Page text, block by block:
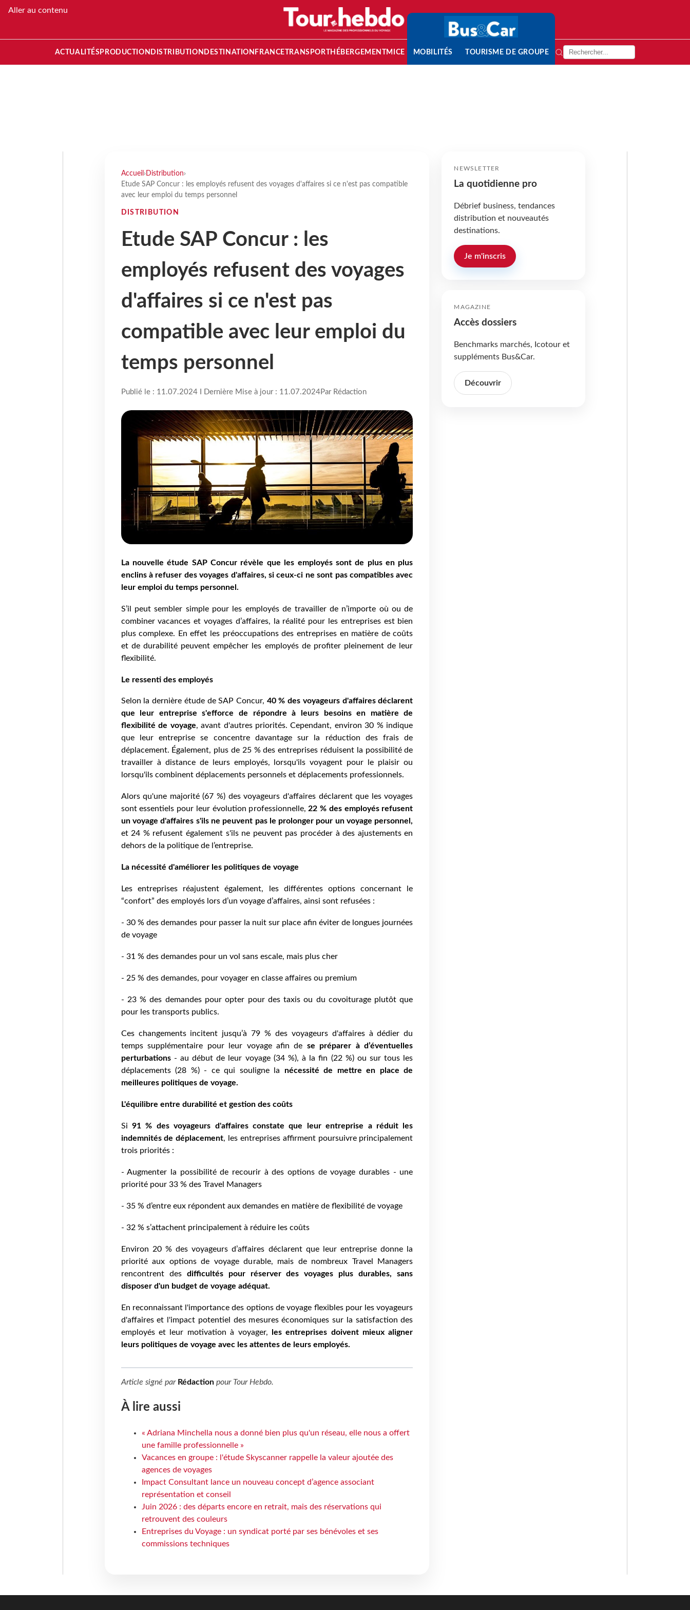
Aller au contenu
ACTUALITÉS PRODUCTION DISTRIBUTION DESTINATION FRANCETRANSPORT HÉBERGEMENTMICE MOBILITÉS TOURISME DE GROUPE
Accueil › Distribution›
Etude SAP Concur : les employés refusent des voyages d'affaires si ce n'est pas compatible
avec leur emploi du temps personnel
DISTRIBUTION
Etude SAP Concur : les
employés refusent des voyages
d'affaires si ce n'est pas
compatible avec leur emploi du
temps personnel
Publié le : 11.07.2024 I Dernière Mise à jour : 11.07.2024Par Rédaction
La nouvelle étude SAP Concur révèle que les employés sont de plus en plus
enclins à refuser des voyages d'affaires, si ceux-ci ne sont pas compatibles avec
leur emploi du temps personnel.
S’il peut sembler simple pour les employés de travailler de n’importe où ou de
combiner vacances et voyages d’affaires, la réalité pour les entreprises est bien
plus complexe. En effet les préoccupations des entreprises en matière de coûts
et de durabilité peuvent empêcher les employés de profiter pleinement de leur
flexibilité.
Le ressenti des employés
Selon la dernière étude de SAP Concur, 40 % des voyageurs d'affaires déclarent
que leur entreprise s'efforce de répondre à leurs besoins en matière de
flexibilité de voyage, avant d'autres priorités. Cependant, environ 30 % indique
que leur entreprise se concentre davantage sur la réduction des frais de
déplacement. Également, plus de 25 % des entreprises réduisent la possibilité de
travailler à distance de leurs employés, lorsqu'ils voyagent pour le plaisir ou
lorsqu'ils combinent déplacements personnels et déplacements professionnels.
Alors qu'une majorité (67 %) des voyageurs d'affaires déclarent que les voyages
sont essentiels pour leur évolution professionnelle,22 % des employés refusent
un voyage d'affaires s'ils ne peuvent pas le prolonger pour un voyage personnel,
et 24 % refusent également s'ils ne peuvent pas procéder à des ajustements en
dehors de la politique de l’entreprise.
La nécessité d'améliorer les politiques de voyage
Les entreprises réajustent également, les différentes options concernant le
“confort” des employés lors d’un voyage d’affaires, ainsi sont refusées :
- 30 % des demandes pour passer la nuit sur place afin éviter de longues journées
de voyage
- 31 % des demandes pour un vol sans escale, mais plus cher
- 25 % des demandes, pour voyager en classe affaires ou premium
- 23 % des demandes pour opter pour des taxis ou du covoiturage plutôt que
pour les transports publics.
Ces changements incitent jusqu’à 79 % des voyageurs d'affaires à dédier du
temps supplémentaire pour leur voyage afin de se préparer à d’éventuelles
perturbations- au début de leur voyage (34 %), à la fin (22 %) ou sur tous les
déplacements (28 %) - ce qui souligne la nécessité de mettre en place de
meilleures politiques de voyage.
L'équilibre entre durabilité et gestion des coûts
Si91 % des voyageurs d'affaires constate que leur entreprise a réduit les
indemnités de déplacement, les entreprises affirment poursuivre principalement
trois priorités :
- Augmenter la possibilité de recourir à des options de voyage durables - une
priorité pour 33 % des Travel Managers
- 35 % d’entre eux répondent aux demandes en matière de flexibilité de voyage
- 32 % s’attachent principalement à réduire les coûts
Environ 20 % des voyageurs d’affaires déclarent que leur entreprise donne la
priorité aux options de voyage durable, mais de nombreux Travel Managers
rencontrent desdifficultés pour réserver des voyages plus durables, sans
disposer d'un budget de voyage adéquat.
En reconnaissant l'importance des options de voyage flexibles pour les voyageurs
d'affaires et l'impact potentiel des mesures économiques sur la satisfaction des
employés et leur motivation à voyager, les entreprises doivent mieux aligner
leurs politiques de voyage avec les attentes de leurs employés.
Article signé par Rédactionpour Tour Hebdo.
À lire aussi
« Adriana Minchella nous a donné bien plus qu'un réseau, elle nous a offert
une famille professionnelle »
Vacances en groupe : l'étude Skyscanner rappelle la valeur ajoutée des
agences de voyages
Impact Consultant lance un nouveau concept d’agence associant
représentation et conseil
Juin 2026 : des départs encore en retrait, mais des réservations qui
retrouvent des couleurs
Entreprises du Voyage : un syndicat porté par ses bénévoles et ses
commissions techniques
NEWSLETTER
La quotidienne pro
Débrief business, tendances
distribution et nouveautés
destinations.
Je m'inscris
MAGAZINE
Accès dossiers
Benchmarks marchés, Icotour et
suppléments Bus&Car.
Découvrir